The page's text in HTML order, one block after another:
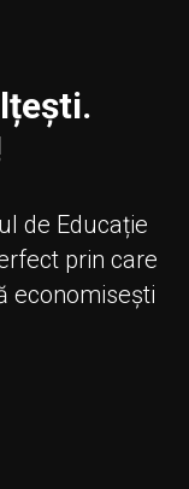
de Educație
prin care
economisești